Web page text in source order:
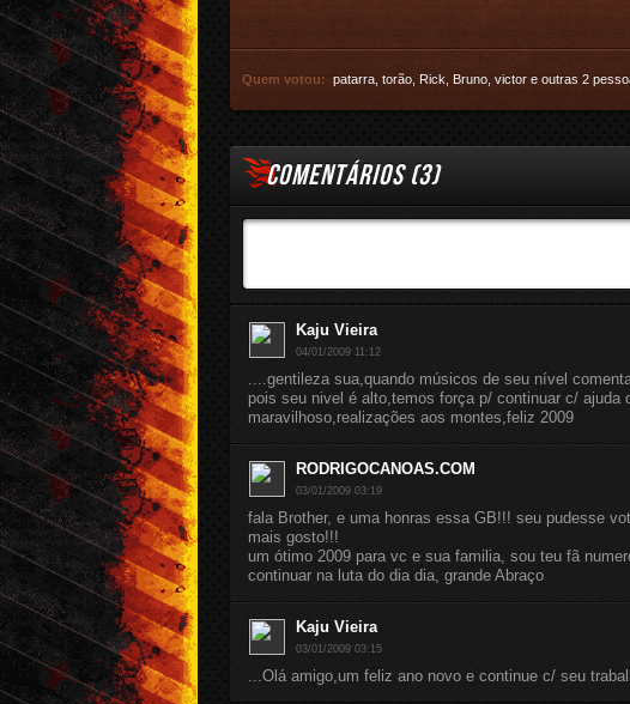
Quem votou: patarra torão Rick Bruno victor e outras 2
COMENTÁRIOS (3)
Kaju Vieira
04/01/2009 11:12
....gentileza sua,quando músicos de seu nível
pois seu nivel é alto,temos força p/ continuar c/ ajuda
maravilhoso,realizações aos montes,feliz 2009
RODRIGOCANOAS.COM
03/01/2009 03:19
fala Brother, e uma honras essa GB!!! seu pudesse
mais gosto!!!
um ótimo 2009 para vc e sua familia, sou teu fã
continuar na luta do dia dia, grande Abraço
Kaju Vieira
03/01/2009 03:15
...Olá amigo,um feliz ano novo e continue c/ seu